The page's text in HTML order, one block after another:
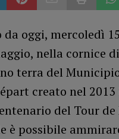
da oggi, mercoledì
nella cornice
terra del
creato nel
del Tour de
è possibile